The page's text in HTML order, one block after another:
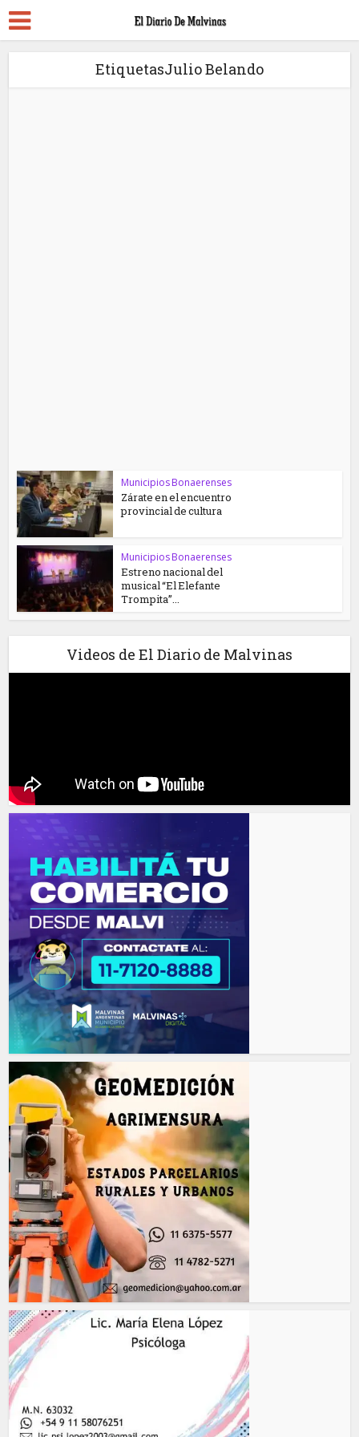
EtiquetasJulio Belando
Municipios Bonaerenses
Zárate en el encuentro
provincial de cultura
Municipios Bonaerenses
Estreno nacional del
musical “El Elefante
Trompita”...
Videos de El Diario de Malvinas